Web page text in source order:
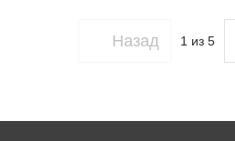
Назад 1 из 5